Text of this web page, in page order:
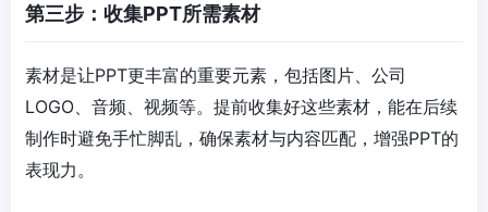
第三步：收集PPT所需素材
素材是让PPT更丰富的重要元素，包括图片、公司
LOGO、音频、视频等。提前收集好这些素材，能在后续
制作时避免手忙脚乱，确保素材与内容匹配，增强PPT的
表现力。